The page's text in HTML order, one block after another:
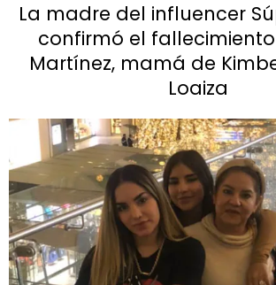
La madre del influencer
confirmó el
Martínez, mamá de
Loaiza